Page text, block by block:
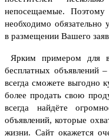
непосещаемые. Поэтому
необходимо обязательно
в размещении Вашего
Ярким примером для
бесплатных объявлений–
всегда сможете выгодно
более продать свою
всегда найдёте
объявлений, которые
жизни. Сайт окажется